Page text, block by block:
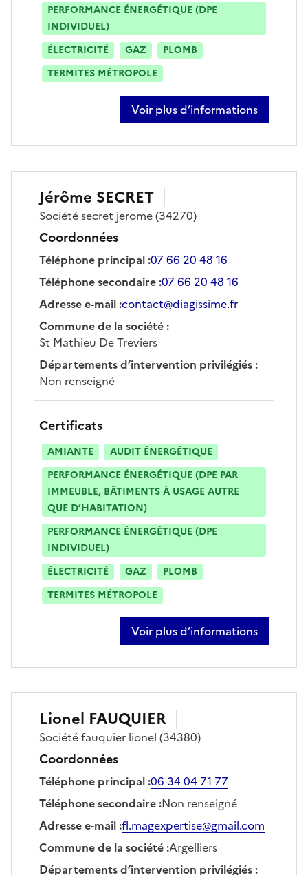
PERFORMANCE ÉNERGÉTIQUE (DPE
INDIVIDUEL)
ÉLECTRICITÉ
GAZ
PLOMB
TERMITES MÉTROPOLE
Voir plus d’informations
sur fabrice lerose
Jérôme SECRET
Sociétésecret jerome(34270)
Coordonnées
Téléphone principal:07 66 20 48 16
Téléphone secondaire:07 66 20 48 16
Adresse e-mail:contact@diagissime.fr
Commune de la société:
St Mathieu De Treviers
Départements d’intervention privilégiés:
Non renseigné
Certificats
AMIANTE
AUDIT ÉNERGÉTIQUE
PERFORMANCE ÉNERGÉTIQUE (DPE PAR
IMMEUBLE, BÂTIMENTS À USAGE AUTRE
QUE D’HABITATION)
PERFORMANCE ÉNERGÉTIQUE (DPE
INDIVIDUEL)
ÉLECTRICITÉ
GAZ
PLOMB
TERMITES MÉTROPOLE
Voir plus d’informations
sur jérôme secret
Lionel FAUQUIER
Sociétéfauquier lionel (34380)
Coordonnées
Téléphone principal:06 34 04 71 77
Téléphone secondaire:Non renseigné
Adresse e-mail:fl.magexpertise@gmail.com
Commune de la société:Argelliers
Départements d’intervention privilégiés: